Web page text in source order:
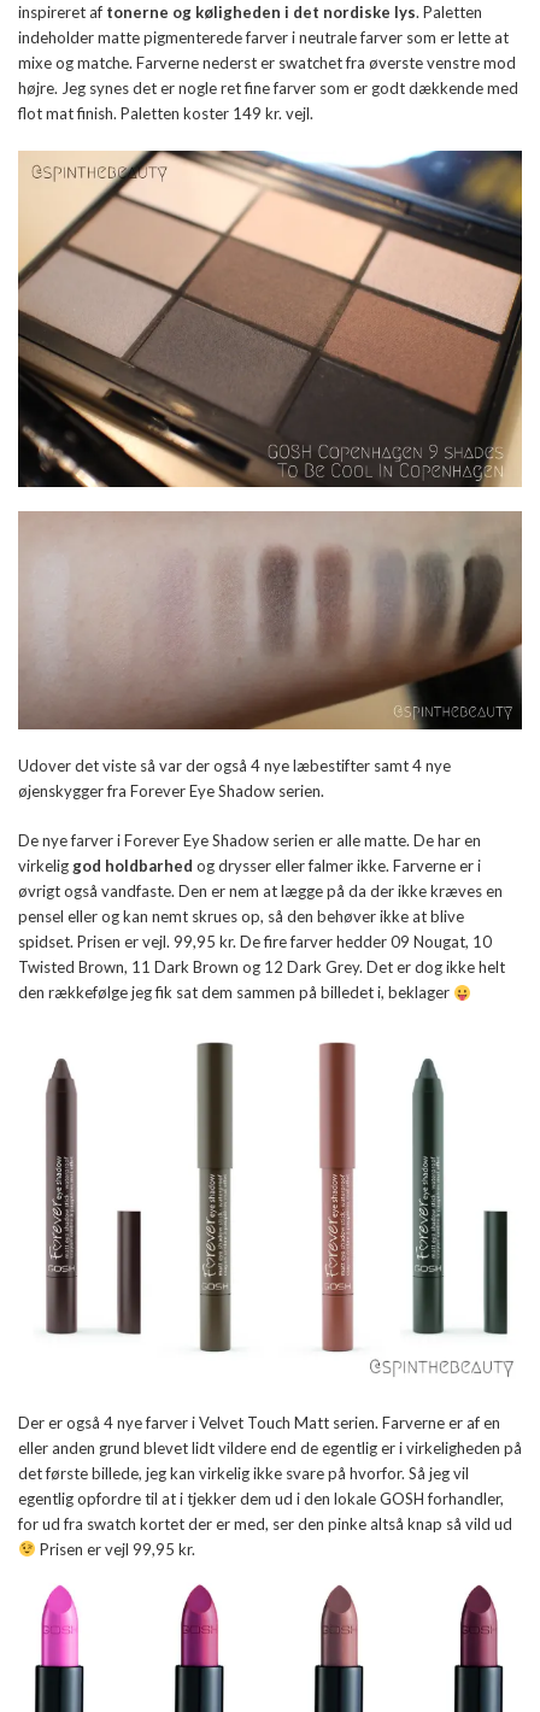
inspireret af tonerne og køligheden i det nordiske lys. Paletten
indeholder matte pigmenterede farver i neutrale farver som er lette at
mixe og matche. Farverne nederst er swatchet fra øverste venstre mod
højre. Jeg synes det er nogle ret fine farver som er godt dækkende med
flot mat finish. Paletten koster 149 kr. vejl.
Udover det viste så var der også 4 nye læbestifter samt 4 nye
øjenskygger fra Forever Eye Shadow serien.
De nye farver i Forever Eye Shadow serien er alle matte. De har en
virkeliggod holdbarhed og drysser eller falmer ikke. Farverne er i
øvrigt også vandfaste. Den er nem at lægge på da der ikke kræves en
pensel eller og kan nemt skrues op, så den behøver ikke at blive
spidset. Prisen er vejl. 99,95 kr. De fire farver hedder 09 Nougat, 10
Twisted Brown, 11 Dark Brown og 12 Dark Grey. Det er dog ikke helt
den rækkefølge jeg fik sat dem sammen på billedet i, beklager
Der er også 4 nye farver i Velvet Touch Matt serien. Farverne er af en
eller anden grund blevet lidt vildere end de egentlig er i virkeligheden på
det første billede, jeg kan virkelig ikke svare på hvorfor. Så jeg vil
egentlig opfordre til at i tjekker dem ud i den lokale GOSH forhandler,
for ud fra swatch kortet der er med, ser den pinke altså knap så vild ud
Prisen er vejl 99,95 kr.